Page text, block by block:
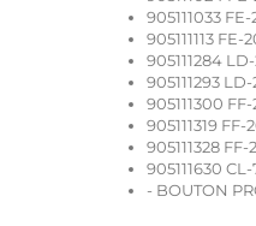
905111033
905111113
905111284
905111293
905111300
905111319 FF-
905111328
905111630
- BOUTON